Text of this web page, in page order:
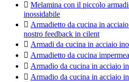
 Melamina con il piccolo
inossidabile
 Armadietto da cucina in
nostro feedback in cilent
 Armadi da cucina in acciaio
 Armadietto da cucina
 Armadio da cucina in acciaio
 Armadio da cucina in acciaio